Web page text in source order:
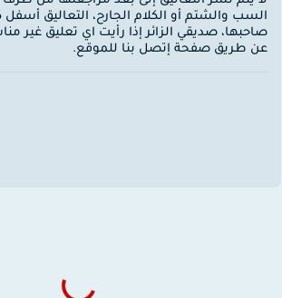
والشتم أو الكلام الجارح، التعاليق أسفل
صديقي الزائر إذا رأيت اي تعليق غير
طريق صفحة إتصل بنا للموقع.